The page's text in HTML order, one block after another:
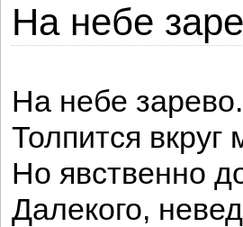
На небе
На небе
Толпится
Но явственно
Далекого,